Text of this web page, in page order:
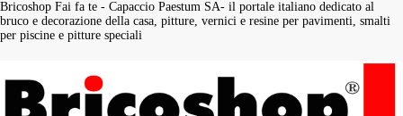
Bricoshop Fai fa te - Capaccio Paestum SA- il portale italiano dedicato al
bruco e decorazione della casa, pitture, vernici e resine per pavimenti, smalti
per piscine e pitture speciali